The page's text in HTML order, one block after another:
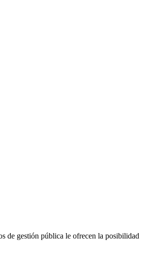
de gestión pública le ofrecen la posibilidad